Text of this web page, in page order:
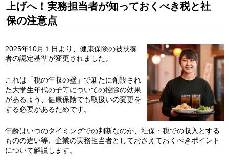
上げへ！実務担当者が知っておくべき税と社
保の注意点
2025年10月１日より、健康保険の被扶養
者の認定基準が変更されました。
これは「税の年収の壁」で新たに創設され
た大学生年代の子等についての控除の効果
があるよう、健康保険でも取扱いの変更を
する必要があるためです。
年齢はいつのタイミングでの判断なのか、社保・税での収入とする
ものの違い等、企業の実務担当者としておさえておくべきポイント
について解説します。